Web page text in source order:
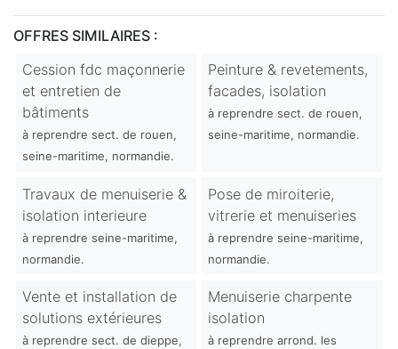
OFFRES SIMILAIRES :
Cession fdc maçonnerie
et entretien de
bâtiments
à reprendre sect. de rouen,
seine-maritime, normandie.
Peinture & revetements,
facades, isolation
à reprendre sect. de rouen,
seine-maritime, normandie.
Travaux de menuiserie &
isolation interieure
à reprendre seine-maritime,
normandie.
Pose de miroiterie,
vitrerie et menuiseries
à reprendre seine-maritime,
normandie.
Vente et installation de
solutions extérieures
à reprendre sect. de dieppe,
Menuiserie charpente
isolation
à reprendre arrond. les